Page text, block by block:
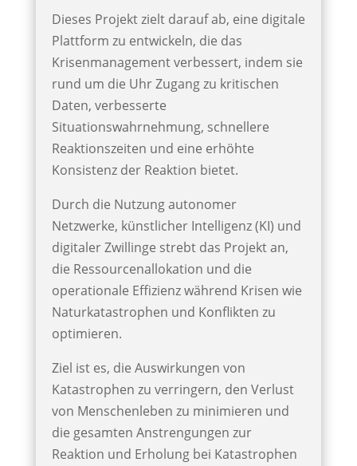
Dieses Projekt zielt darauf ab, eine digitale
Plattform zu entwickeln, die das
Krisenmanagement verbessert, indem sie
rund um die Uhr Zugang zu kritischen
Daten, verbesserte
Situationswahrnehmung, schnellere
Reaktionszeiten und eine erhöhte
Konsistenz der Reaktion bietet.
Durch die Nutzung autonomer
Netzwerke, künstlicher Intelligenz (KI) und
digitaler Zwillinge strebt das Projekt an,
die Ressourcenallokation und die
operationale Effizienz während Krisen wie
Naturkatastrophen und Konflikten zu
optimieren.
Ziel ist es, die Auswirkungen von
Katastrophen zu verringern, den Verlust
von Menschenleben zu minimieren und
die gesamten Anstrengungen zur
Reaktion und Erholung bei Katastrophen